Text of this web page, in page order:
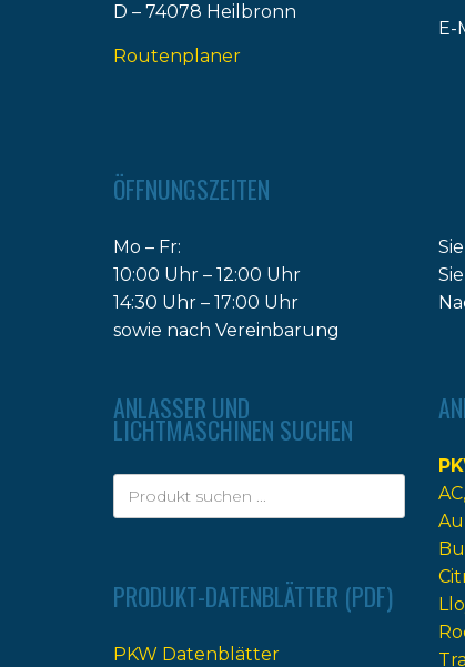
D – 74078 Heilbronn
Routenplaner
E-
ÖFFNUNGSZEITEN
Mo – Fr:
10:00 Uhr – 12:00 Uhr
14:30 Uhr – 17:00 Uhr
sowie nach Vereinbarung
ANLASSER UND
LICHTMASCHINEN SUCHEN
PRODUKT-DATENBLÄTTER (PDF)
PKW Datenblätter
AC